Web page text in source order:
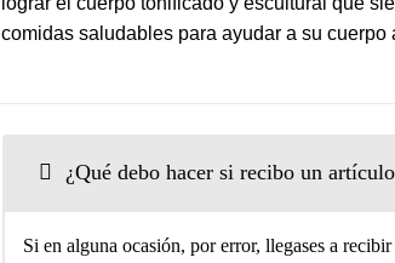
comidas saludables para ayudar a su
¿Qué debo hacer si recibo un
Si en alguna ocasión, por error, llegases a